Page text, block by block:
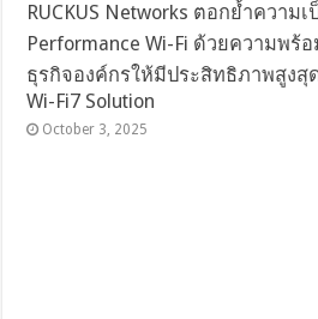
RUCKUS Networks ตอกย้ำความ
Performance Wi-Fi ด้วยความพร้
ธุรกิจองค์กรให้มีประสิทธิภาพสูงสุ
Wi-Fi7 Solution
October 3, 2025